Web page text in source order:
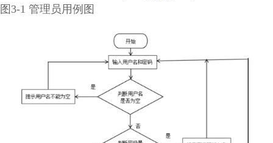
图3-1 管理员用例图